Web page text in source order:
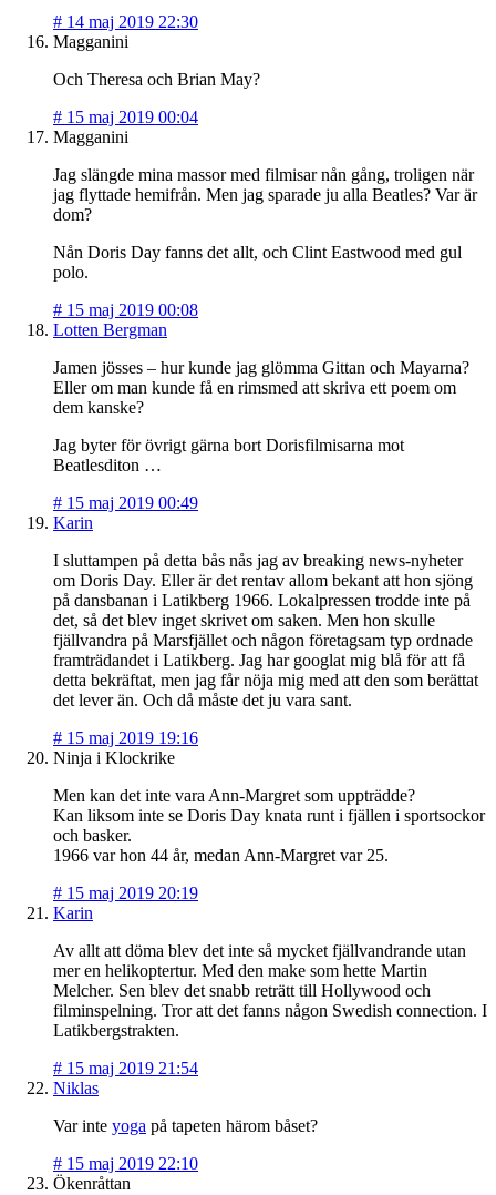
# 14 maj 2019 22:30
Magganini
Och Theresa och Brian May?
# 15 maj 2019 00:04
Magganini
Jag slängde mina massor med filmisar nån gång, troligen när
jag flyttade hemifrån. Men jag sparade ju alla Beatles? Var är
dom?
Nån Doris Day fanns det allt, och Clint Eastwood med gul
polo.
# 15 maj 2019 00:08
Lotten Bergman
Jamen jösses – hur kunde jag glömma Gittan och Mayarna?
Eller om man kunde få en rimsmed att skriva ett poem om
dem kanske?
Jag byter för övrigt gärna bort Dorisfilmisarna mot
Beatlesditon …
# 15 maj 2019 00:49
Karin
I sluttampen på detta bås nås jag av breaking news-nyheter
om Doris Day. Eller är det rentav allom bekant att hon sjöng
på dansbanan i Latikberg 1966. Lokalpressen trodde inte på
det, så det blev inget skrivet om saken. Men hon skulle
fjällvandra på Marsfjället och någon företagsam typ ordnade
framträdandet i Latikberg. Jag har googlat mig blå för att få
detta bekräftat, men jag får nöja mig med att den som berättat
det lever än. Och då måste det ju vara sant.
# 15 maj 2019 19:16
Ninja i Klockrike
Men kan det inte vara Ann-Margret som uppträdde?
Kan liksom inte se Doris Day knata runt i fjällen i sportsockor
och basker.
1966 var hon 44 år, medan Ann-Margret var 25.
# 15 maj 2019 20:19
Karin
Av allt att döma blev det inte så mycket fjällvandrande utan
mer en helikoptertur. Med den make som hette Martin
Melcher. Sen blev det snabb reträtt till Hollywood och
filminspelning. Tror att det fanns någon Swedish connection. I
Latikbergstrakten.
# 15 maj 2019 21:54
Niklas
Var inte yoga på tapeten härom båset?
# 15 maj 2019 22:10
Ökenråttan